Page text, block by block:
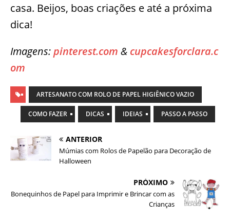
casa. Beijos, boas criações e até a próxima
dica!
Imagens:pinterest.com & cupcakesforclara.c
om
ARTESANATO COM ROLO DE PAPEL HIGIÊNICO VAZIO
COMO FAZER DICAS IDEIAS PASSO A PASSO
ANTERIOR
Múmias com Rolos de Papelão para Decoração de
Halloween
PRÓXIMO
Bonequinhos de Papel para Imprimir e Brincar com as
Crianças